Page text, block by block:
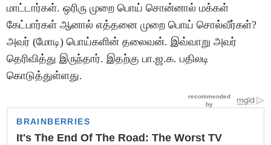
மாட்டார்கள். ஒரிரு முறை பொய் சொன்னால் மக்கள்
கேட்பார்கள் ஆனால் எத்தனை முறை பொய் சொல்வீர்கள்?
அவர் (மோடி) பொய்களின் தலைவன். இவ்வாறு அவர்
தெரிவித்து இருந்தார். இதற்கு பா.ஜ.க. பதிலடி
கொடுத்துள்ளது.